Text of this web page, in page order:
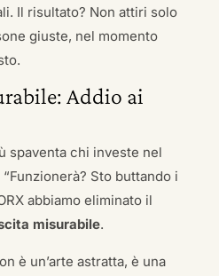
Il risultato? Non attiri solo
giuste, nel momento
Addio ai
spaventa chi investe nel
Sto buttando i
abbiamo eliminato il
misurabile.
è un’arte astratta, è una